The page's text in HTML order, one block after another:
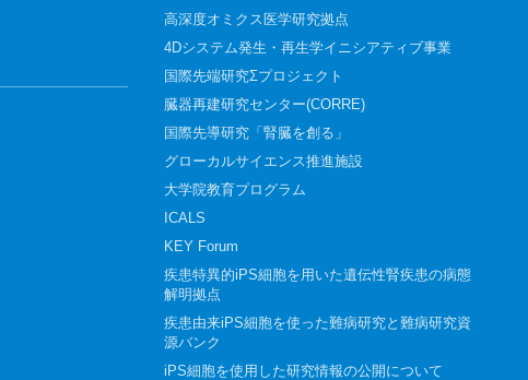
高深度オミクス医学研究拠点
4Dシステム発生・再生学イニシアティブ事業
国際先端研究Σプロジェクト
臓器再建研究センター(CORRE)
国際先導研究「腎臓を創る」
グローカルサイエンス推進施設
大学院教育プログラム
ICALS
KEY Forum
疾患特異的iPS細胞を用いた遺伝性腎疾患の病態
解明拠点
疾患由来iPS細胞を使った難病研究と難病研究資
源バンク
iPS細胞を使用した研究情報の公開について